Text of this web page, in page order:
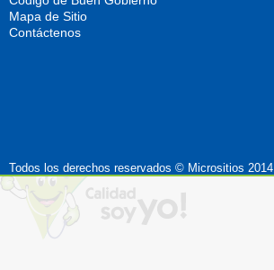
Mapa de Sitio
Contáctenos
Todos los derechos reservados © Micrositios 2014